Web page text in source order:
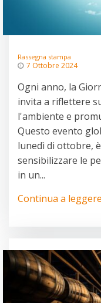
Rassegna stampa
7 Ottobre 2024
Ogni anno, la
invita a riflettere
l'ambiente e
Questo evento
lunedì di ottobre,
sensibilizzare le
in un...
Continua a leggere